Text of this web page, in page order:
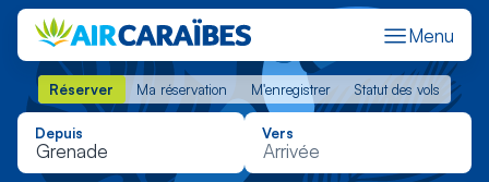
Menu
Réserver Ma réservation M'enregistrer Statut des vols
Réserver Ma réservation M'enregistrer Statut des vols
Depuis Vers